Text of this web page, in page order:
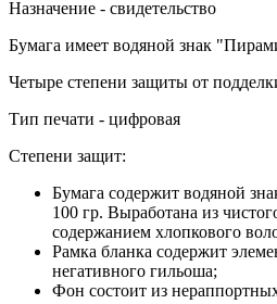
Назначение - свидетельство
Бумага имеет водяной знак
Четыре степени защиты от
Тип печати - цифровая
Степени защит:
Бумага содержит водяной
100 гр. Выработана из
содержанием хлопкового
Рамка бланка содержит
негативного гильоша;
Фон состоит из